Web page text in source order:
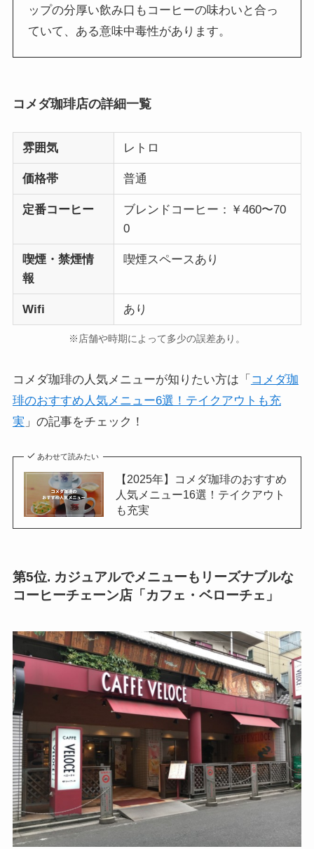
ップの分厚い飲み口もコーヒーの味わいと合っ
ていて、ある意味中毒性があります。
コメダ珈琲店の詳細一覧
雰囲気 レトロ
価格帯 普通
定番コーヒー
ブレンドコーヒー：￥460〜70
0
喫煙・禁煙情
報
喫煙スペースあり
Wifi あり
※店舗や時期によって多少の誤差あり。
コメダ珈琲の人気メニューが知りたい方は「 コメダ珈
琲のおすすめ人気メニュー6選！テイクアウトも充
実 」の記事をチェック！
あわせて読みたい
【2025年】コメダ珈琲のおすすめ
人気メニュー16選！テイクアウト
も充実
第5位. カジュアルでメニューもリーズナブルな
コーヒーチェーン店「カフェ・ベローチェ」